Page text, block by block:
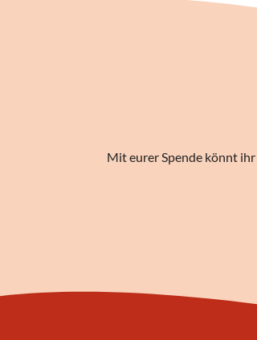
Mit eurer Spende könnt